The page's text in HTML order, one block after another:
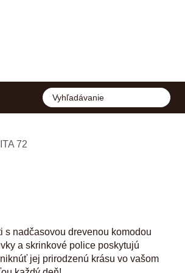
72
s nadčasovou drevenou komodou
a skrinkové police poskytujú
jej prirodzenú krásu vo vašom